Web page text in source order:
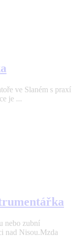
ve Slaném s praxí
je ...
nebo zubní
nad Nisou.Mzda